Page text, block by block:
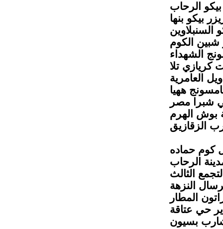
الرحاب
بيكو بنها
السنبلاوين
شبين الكوم
الشهداء
كريازي تلا
العامرية
ههيا
شبرا مصر
بوش الهرم
الزقازيق
كوم حماده
الرحاب
الثالث
النزهة
المطار
حي عتاقة
بسيون